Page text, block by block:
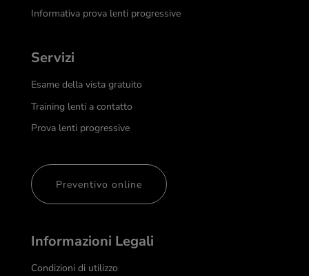
Informativa prova lenti progressive
Servizi
Esame della vista gratuito
Training lenti a contatto
Prova lenti progressive
Preventivo online
Informazioni Legali
Condizioni di utilizzo